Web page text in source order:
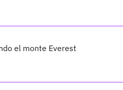
el monte Everest